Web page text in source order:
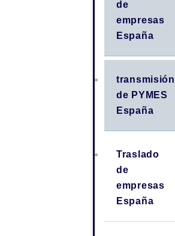
de
empresas
España
transmisión
de PYMES
España
Traslado
de
empresas
España